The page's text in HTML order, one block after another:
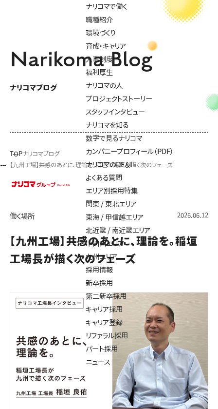
ナリコマで働く
職種紹介
環境づくり
育成・キャリア
人事制度
福利厚生
ナリコマの人
プロジェクトストーリー
スタッフインタビュー
ナリコマを知る
数字で見るナリコマ
カンパニープロフィール（PDF）
ナリコマのDE&I
よくある質問
エリア別採用特集
関東 / 東北エリア
東海 / 甲信越エリア
北近畿 / 南近畿エリア
中四国エリア
九州エリア
採用情報
新卒採用
第二新卒採用
キャリア採用
キャリア登録
リファラル採用
パート採用
ニュース
Narikoma Blog
ナリコマブログ
TOPナリコマブログ
【九州工場】共感のあとに、理論を。稲垣工場長が描く次のフェーズ
働く場所 2026.06.12
【九州工場】共感のあとに、理論を。稲垣
工場長が描く次のフェーズ